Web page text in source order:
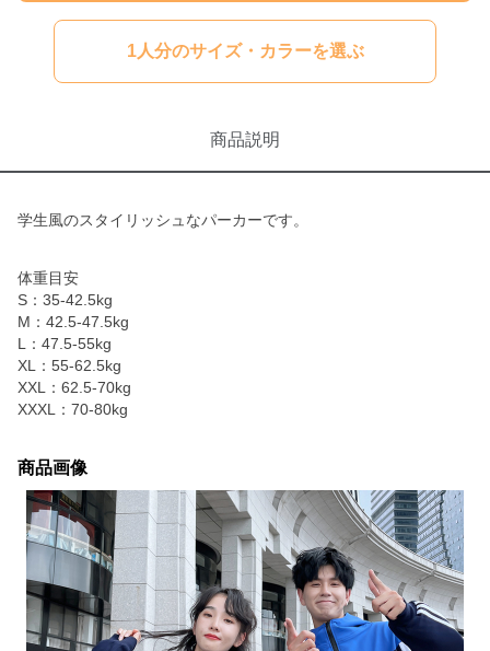
1人分のサイズ・カラーを選ぶ
商品説明
学生風のスタイリッシュなパーカーです。
体重目安
S：35-42.5kg
M：42.5-47.5kg
L：47.5-55kg
XL：55-62.5kg
XXL：62.5-70kg
XXXL：70-80kg
商品画像